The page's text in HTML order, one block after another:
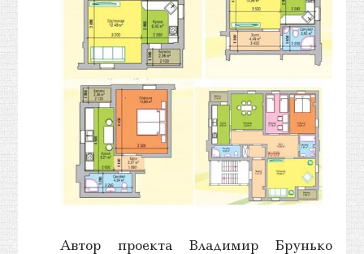
Автор проекта Владимир Брунько